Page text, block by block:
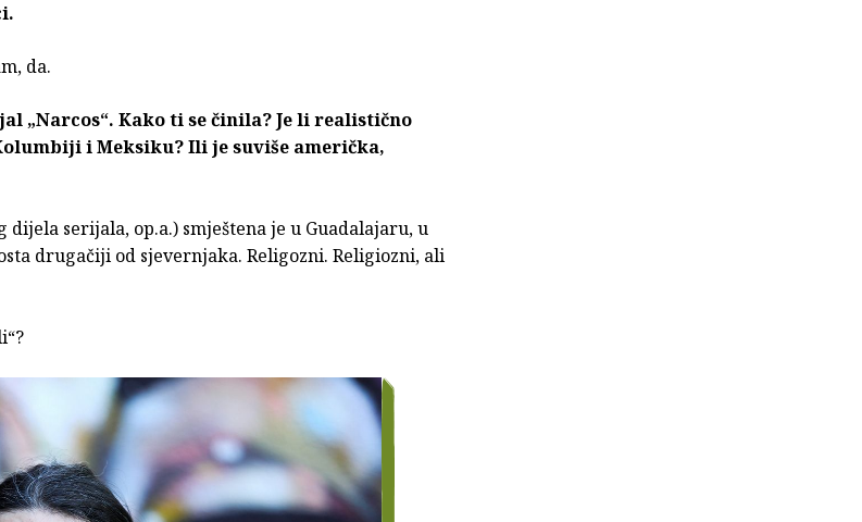
da.
„Narcos“. Kako ti se činila? Je li realistično
i Meksiku? Ili je suviše američka,
dijela serijala, op.a.) smještena je u Guadalajaru, u
drugačiji od sjevernjaka. Religozni. Religiozni, ali